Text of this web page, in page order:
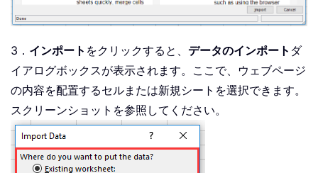
3． インポート をクリックすると、 データのインポート ダ
イアログボックスが表示されます。ここで、ウェブページ
の内容を配置するセルまたは新規シートを選択できます。
スクリーンショットを参照してください。